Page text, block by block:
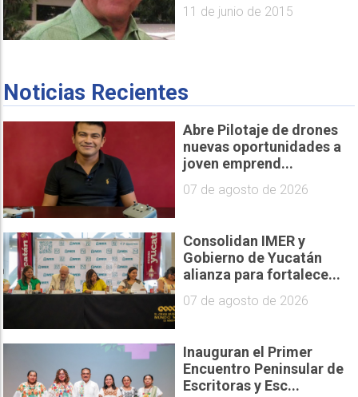
11 de junio de 2015
Noticias Recientes
Abre Pilotaje de drones
nuevas oportunidades a
joven emprend...
07 de agosto de 2026
Consolidan IMER y
Gobierno de Yucatán
alianza para fortalece...
07 de agosto de 2026
Inauguran el Primer
Encuentro Peninsular de
Escritoras y Esc...